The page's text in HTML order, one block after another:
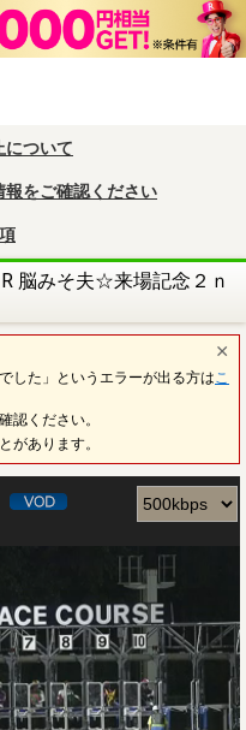
について
報をご確認ください
脳みそ夫☆来場記念２ｎ
した」というエラーが出る方は こ
認ください。
があります。